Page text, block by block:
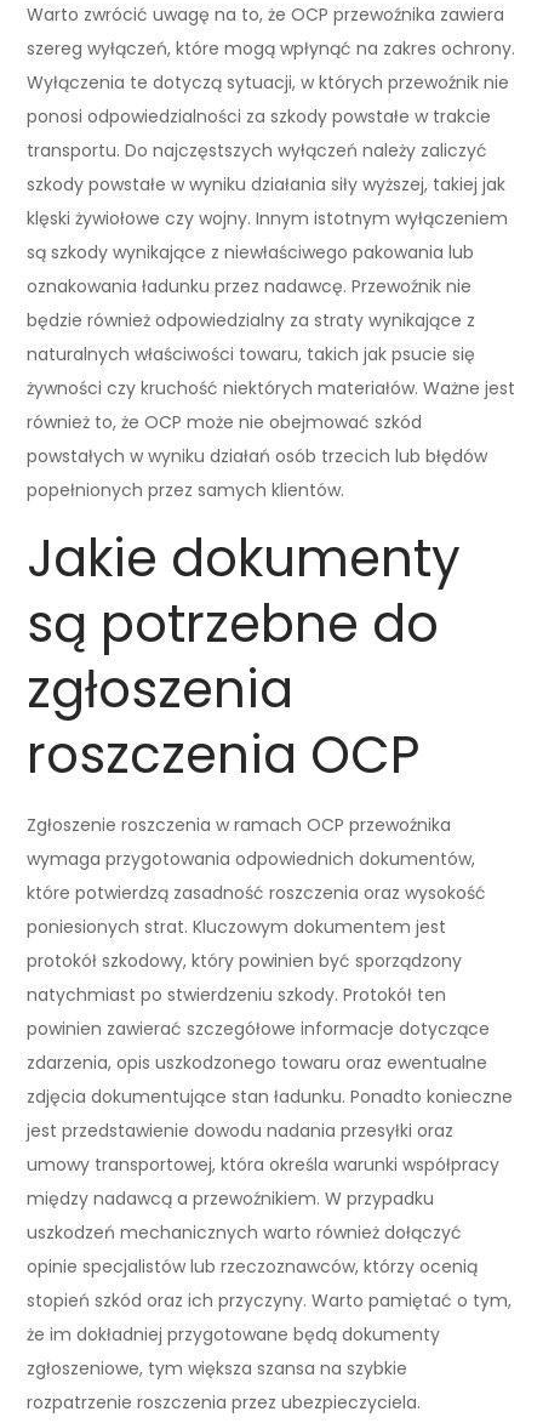
Warto zwrócić uwagę na to, że OCP przewoźnika zawiera
szereg wyłączeń, które mogą wpłynąć na zakres ochrony.
Wyłączenia te dotyczą sytuacji, w których przewoźnik nie
ponosi odpowiedzialności za szkody powstałe w trakcie
transportu. Do najczęstszych wyłączeń należy zaliczyć
szkody powstałe w wyniku działania siły wyższej, takiej jak
klęski żywiołowe czy wojny. Innym istotnym wyłączeniem
są szkody wynikające z niewłaściwego pakowania lub
oznakowania ładunku przez nadawcę. Przewoźnik nie
będzie również odpowiedzialny za straty wynikające z
naturalnych właściwości towaru, takich jak psucie się
żywności czy kruchość niektórych materiałów. Ważne jest
również to, że OCP może nie obejmować szkód
powstałych w wyniku działań osób trzecich lub błędów
popełnionych przez samych klientów.
Jakie dokumenty
są potrzebne do
zgłoszenia
roszczenia OCP
Zgłoszenie roszczenia w ramach OCP przewoźnika
wymaga przygotowania odpowiednich dokumentów,
które potwierdzą zasadność roszczenia oraz wysokość
poniesionych strat. Kluczowym dokumentem jest
protokół szkodowy, który powinien być sporządzony
natychmiast po stwierdzeniu szkody. Protokół ten
powinien zawierać szczegółowe informacje dotyczące
zdarzenia, opis uszkodzonego towaru oraz ewentualne
zdjęcia dokumentujące stan ładunku. Ponadto konieczne
jest przedstawienie dowodu nadania przesyłki oraz
umowy transportowej, która określa warunki współpracy
między nadawcą a przewoźnikiem. W przypadku
uszkodzeń mechanicznych warto również dołączyć
opinie specjalistów lub rzeczoznawców, którzy ocenią
stopień szkód oraz ich przyczyny. Warto pamiętać o tym,
że im dokładniej przygotowane będą dokumenty
zgłoszeniowe, tym większa szansa na szybkie
rozpatrzenie roszczenia przez ubezpieczyciela.